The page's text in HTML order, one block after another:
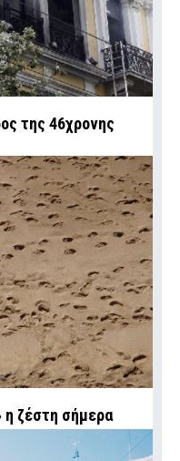
της 46χρονης
η ζέστη σήμερα